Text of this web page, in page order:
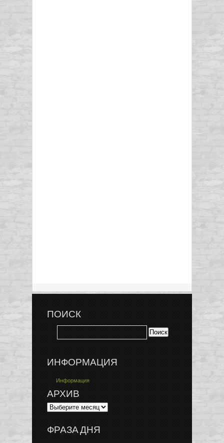
ПОИСК
ИНФОРМАЦИЯ
Информация
АРХИВ
ФРАЗА ДНЯ